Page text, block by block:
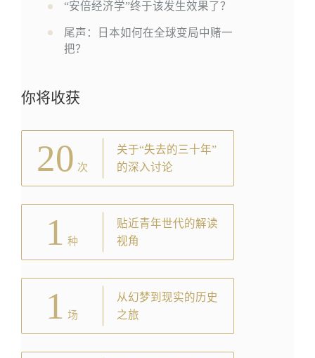
“安倍经济学”终于该发生效果了？
尾声：日本如何在全球变局中赌一
把？
你将收获
20 次
关于“失去的三十年”
的深入讨论
1 种
贴近青年世代的解读
视角
1 场
从幻梦到现实的历史
之旅